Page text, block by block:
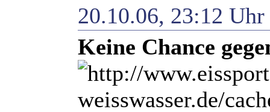
20.10.06, 23:12 Uhr
Keine Chance